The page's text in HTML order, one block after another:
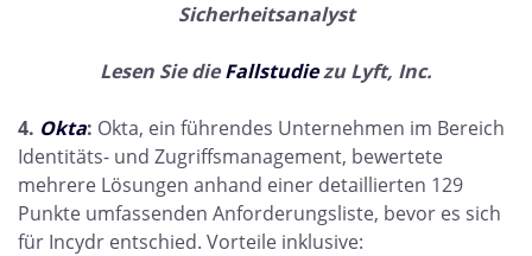
Sicherheitsanalyst
Lesen Sie dieFallstudiezu Lyft, Inc.
4. Okta: Okta, ein führendes Unternehmen im Bereich
Identitäts- und Zugriffsmanagement, bewertete
mehrere Lösungen anhand einer detaillierten 129
Punkte umfassenden Anforderungsliste, bevor es sich
für Incydr entschied. Vorteile inklusive: